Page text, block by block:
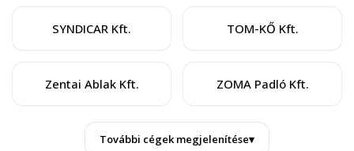
SYNDICAR Kft. TOM-KŐ Kft.
Zentai Ablak Kft. ZOMA Padló Kft.
További cégek megjelenítése▾